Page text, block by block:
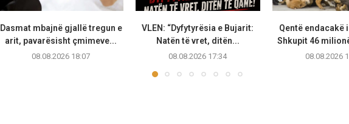
Dasmat mbajnë gjallë tregun e
arit, pavarësisht çmimeve...
08.08.2026 18:07
VLEN: “Dyfytyrësia e Bujarit:
Natën të vret, ditën...
08.08.2026 17:34
Qentë endacakë
Shkupit 46
08.08.2026